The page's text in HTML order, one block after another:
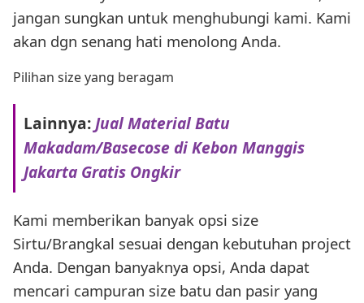
jangan sungkan untuk menghubungi kami. Kami
akan dgn senang hati menolong Anda.
Pilihan size yang beragam
Lainnya:Jual Material Batu
Makadam/Basecose di Kebon Manggis
Jakarta Gratis Ongkir
Kami memberikan banyak opsi size
Sirtu/Brangkal sesuai dengan kebutuhan project
Anda. Dengan banyaknya opsi, Anda dapat
mencari campuran size batu dan pasir yang